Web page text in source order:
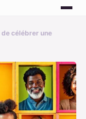
célébrer une